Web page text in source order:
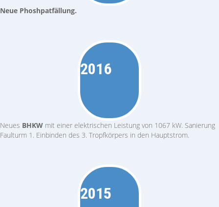
Neue Phoshpatfällung.
2016
Neues BHKW mit einer elektrischen Leistung von 1067 kW. Sanierung
Faulturm 1. Einbinden des 3. Tropfkörpers in den Hauptstrom.
2015